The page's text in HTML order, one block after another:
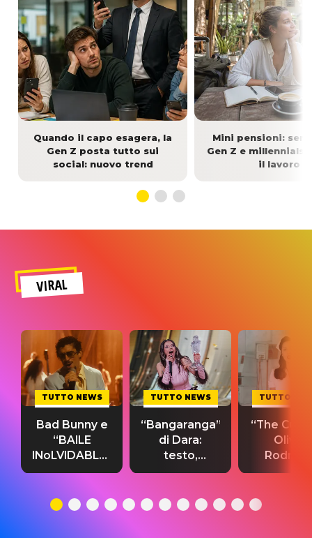
Quando il capo esagera, la
Gen Z posta tutto sui
social: nuovo trend
Mini pensioni:
Gen Z e millennials
il lavoro
VIRAL
TUTTO NEWS
Bad Bunny e
“BAILE
INoLVIDABLE”:
testo,
significato
TUTTO NEWS
“Bangaranga”
di Dara:
testo,
traduzione e
del singolo
TUTTO
“The
Olivia
testo,